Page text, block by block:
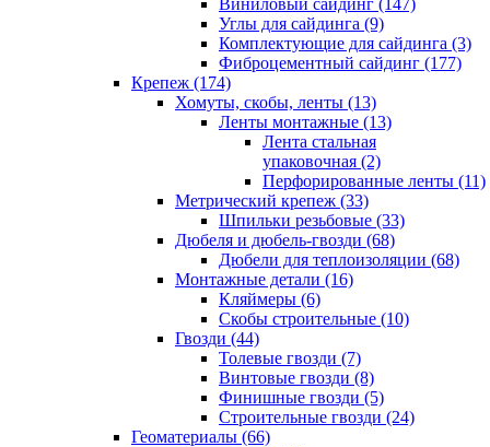
Виниловый сайдинг (147)
Углы для сайдинга (9)
Комплектующие для сайдинга (3)
Фиброцементный сайдинг (177)
Крепеж (174)
Хомуты, скобы, ленты (13)
Ленты монтажные (13)
Лента стальная
упаковочная (2)
Перфорированные ленты (11)
Метрический крепеж (33)
Шпильки резьбовые (33)
Дюбеля и дюбель-гвозди (68)
Дюбели для теплоизоляции (68)
Монтажные детали (16)
Кляймеры (6)
Скобы строительные (10)
Гвозди (44)
Толевые гвозди (7)
Винтовые гвозди (8)
Финишные гвозди (5)
Строительные гвозди (24)
Геоматериалы (66)